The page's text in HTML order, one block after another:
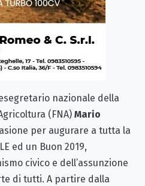
nazionale della
(FNA) Mario
per augurare a tutta la
ed un Buon 2019,
civico e dell’assunzione
di tutti. A partire dalla